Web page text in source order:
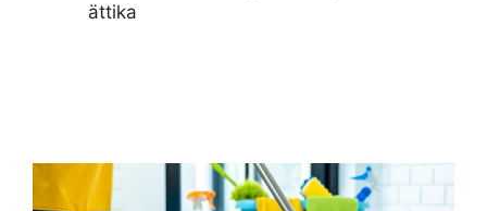
ättika